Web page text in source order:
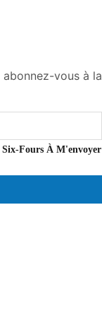
abonnez-vous à la
Fours À M'envoyer